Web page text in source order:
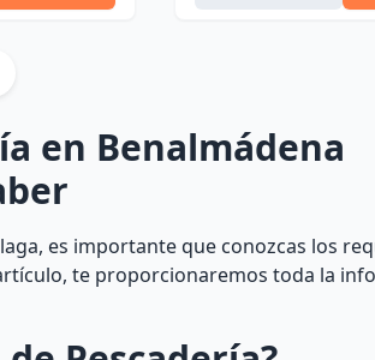
en Benalmádena
es importante que conozcas los
te proporcionaremos toda la